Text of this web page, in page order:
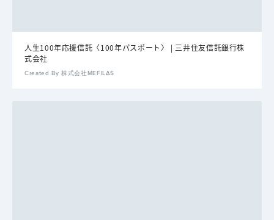
人生100年応援信託〈100年パスポート〉 | 三井住友信託銀行株
式会社
Created By 株式会社MEFILAS